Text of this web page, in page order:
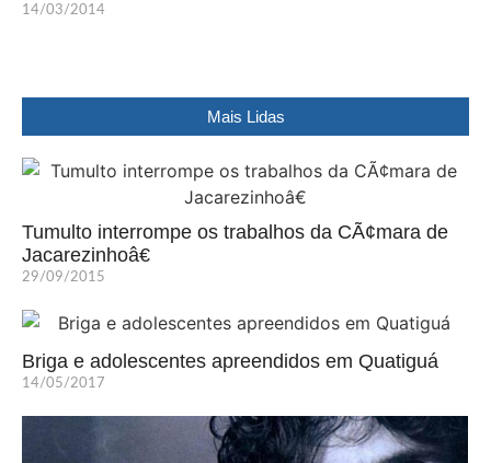
14/03/2014
Mais Lidas
Tumulto interrompe os trabalhos da CÃ¢mara de
Jacarezinhoâ€
29/09/2015
Briga e adolescentes apreendidos em Quatiguá
14/05/2017